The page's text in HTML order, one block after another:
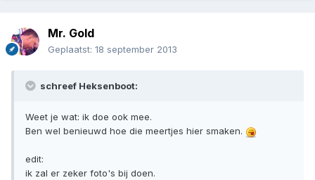
Mr. Gold
Geplaatst: 18 september 2013
schreef Heksenboot:
Weet je wat: ik doe ook mee.
Ben wel benieuwd hoe die meertjes hier smaken.
edit:
ik zal er zeker foto's bij doen.